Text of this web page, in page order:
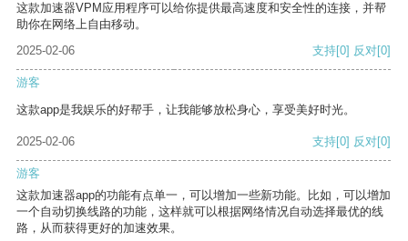
这款加速器VPM应用程序可以给你提供最高速度和安全性的连接，并帮
助你在网络上自由移动。
2025-02-06
支持[0] 反对[0]
游客
这款app是我娱乐的好帮手，让我能够放松身心，享受美好时光。
2025-02-06 支持[0] 反对[0]
游客
这款加速器app的功能有点单一，可以增加一些新功能。比如，可以增加
一个自动切换线路的功能，这样就可以根据网络情况自动选择最优的线
路，从而获得更好的加速效果。